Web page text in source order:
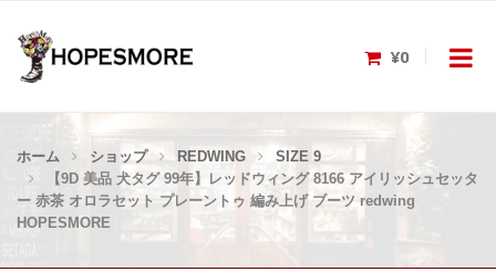
¥0
ホーム ショップ REDWING
SIZE 9
【9D 美品 犬タグ 99年】レッドウィング 8166 アイリッシュセッタ
ー 赤茶 オロラセット プレーントゥ 編み上げ ブーツ redwing
HOPESMORE